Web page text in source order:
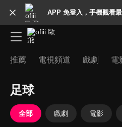
APP 免登入，手機觀看
推薦 電視頻道 戲劇 電
足球
全部 戲劇 電影